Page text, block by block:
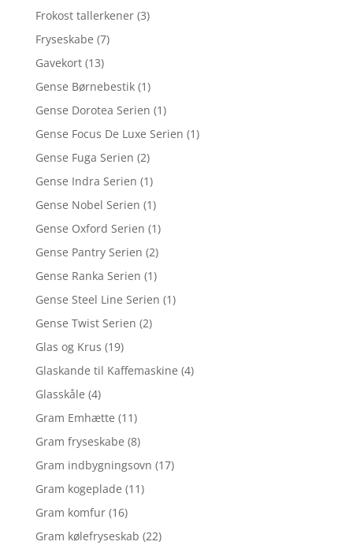
Frokost tallerkener (3)
Fryseskabe (7)
Gavekort (13)
Gense Børnebestik (1)
Gense Dorotea Serien (1)
Gense Focus De Luxe Serien (1)
Gense Fuga Serien (2)
Gense Indra Serien (1)
Gense Nobel Serien (1)
Gense Oxford Serien (1)
Gense Pantry Serien (2)
Gense Ranka Serien (1)
Gense Steel Line Serien (1)
Gense Twist Serien (2)
Glas og Krus (19)
Glaskande til Kaffemaskine (4)
Glasskåle (4)
Gram Emhætte (11)
Gram fryseskabe (8)
Gram indbygningsovn (17)
Gram kogeplade (11)
Gram komfur (16)
Gram kølefryseskab (22)